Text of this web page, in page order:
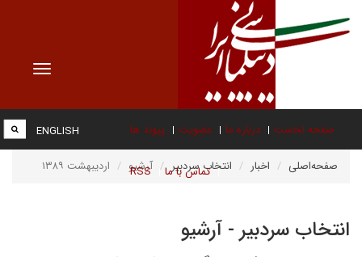
Toggle
صفحه نخست درباره ما عضویت پیوند ها
تماس با ما RSS
ENGLISH
صفحه‌اصلی اخبار انتخاب سردبیر آرشیو اردیبهشت ۱۳۸۹
انتخاب سردبیر - آرشیو